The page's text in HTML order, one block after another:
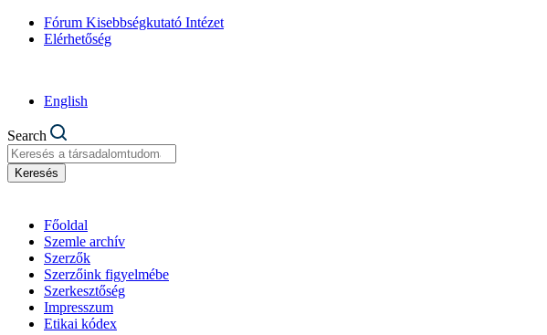
Fórum Kisebbségkutató Intézet
Elérhetőség
English
Search
Keresés
Főoldal
Szemle archív
Szerzők
Szerzőink figyelmébe
Szerkesztőség
Impresszum
Etikai kódex